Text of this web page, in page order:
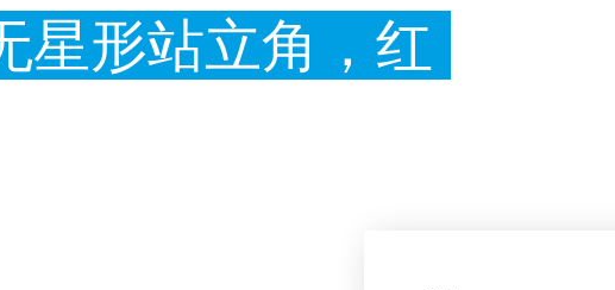
星形站立角，红